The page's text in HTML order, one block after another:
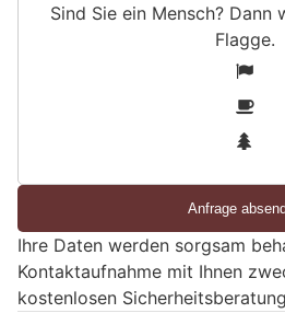
Sind Sie ein Mensch? Dann
Flagge.
e
i
n
Ihre Daten werden sorgsam
Kontaktaufnahme mit Ihnen
kostenlosen